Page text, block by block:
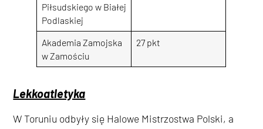
Piłsudskiego w Białej
Podlaskiej
Akademia Zamojska
w Zamościu
27 pkt
Lekkoatletyka
W Toruniu odbyły się Halowe Mistrzostwa Polski, a